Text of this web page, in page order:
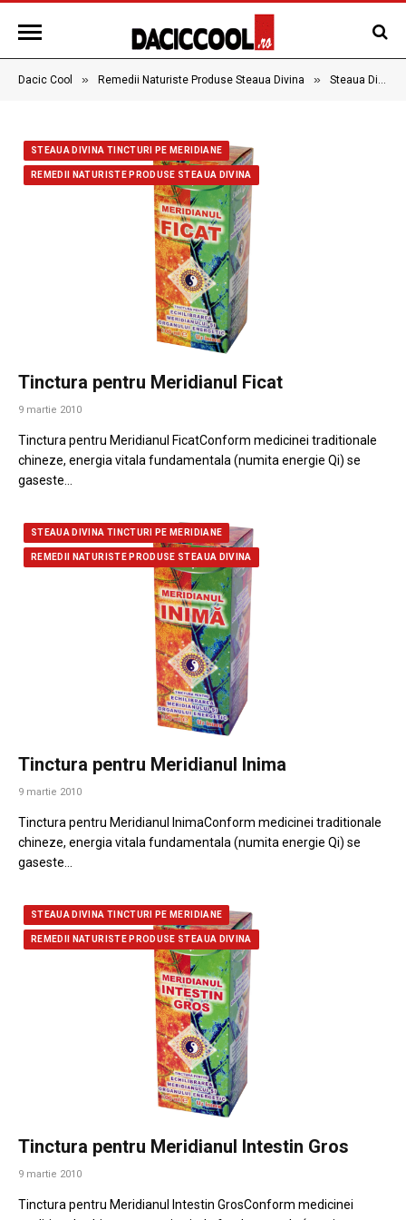
Dacic Cool » Remedii Naturiste Produse Steaua Divina » Steaua Divina Tincturi pe meridiane
STEAUA DIVINA TINCTURI PE MERIDIANE
REMEDII NATURISTE PRODUSE STEAUA DIVINA
Tinctura pentru Meridianul Ficat
9 martie 2010
Tinctura pentru Meridianul FicatConform medicinei traditionale
chineze, energia vitala fundamentala (numita energie Qi) se
gaseste…
STEAUA DIVINA TINCTURI PE MERIDIANE
REMEDII NATURISTE PRODUSE STEAUA DIVINA
Tinctura pentru Meridianul Inima
9 martie 2010
Tinctura pentru Meridianul InimaConform medicinei traditionale
chineze, energia vitala fundamentala (numita energie Qi) se
gaseste…
STEAUA DIVINA TINCTURI PE MERIDIANE
REMEDII NATURISTE PRODUSE STEAUA DIVINA
Tinctura pentru Meridianul Intestin Gros
9 martie 2010
Tinctura pentru Meridianul Intestin GrosConform medicinei